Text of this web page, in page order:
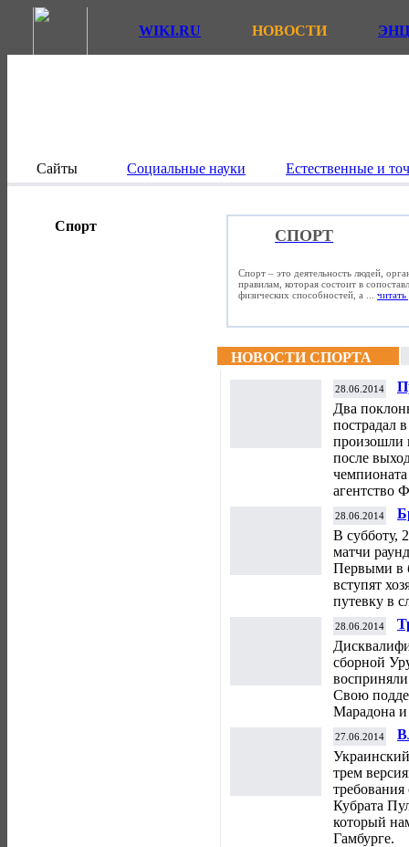
WIKI.RU НОВОСТИ
Сайты Социальные науки Естественные и
Спорт
СПОРТ
Спорт – это деятельность людей,
правилам, которая состоит в
физических способностей, а ... читать
НОВОСТИ СПОРТА
28.06.2014
Два
пострадал
произошли
после
агентство
28.06.2014
В субботу,
матчи
Первыми в
вступят
путевку в
28.06.2014
сборной
Свою
Марадона и
27.06.2014
трем
требования
Кубрата
который
Гамбурге.